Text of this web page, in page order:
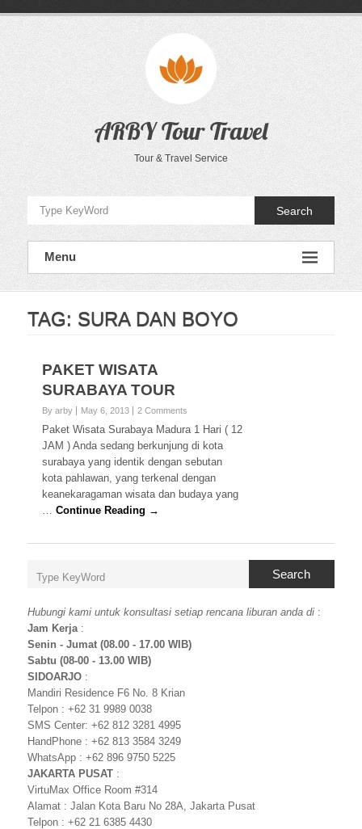
ARBY Tour Travel
Tour & Travel Service
Search
Menu
TAG: SURA DAN BOYO
PAKET WISATA
SURABAYA TOUR
By arby May 6, 2013 2 Comments
Paket Wisata Surabaya Madura 1 Hari ( 12
JAM ) Anda sedang berkunjung di kota
surabaya yang identik dengan sebutan
kota pahlawan, yang terkenal dengan
keanekaragaman wisata dan budaya yang
…Continue Reading →
Search
Hubungi kami untuk konsultasi setiap rencana liburan anda di :
Jam Kerja:
Senin - Jumat (08.00 - 17.00 WIB)
Sabtu (08-00 - 13.00 WIB)
SIDOARJO :
Mandiri Residence F6 No. 8 Krian
Telpon : +62 31 9989 0038
SMS Center: +62 812 3281 4995
HandPhone : +62 813 3584 3249
WhatsApp : +62 896 9750 5225
JAKARTA PUSAT :
VirtuMax Office Room #314
Alamat : Jalan Kota Baru No 28A, Jakarta Pusat
Telpon : +62 21 6385 4430